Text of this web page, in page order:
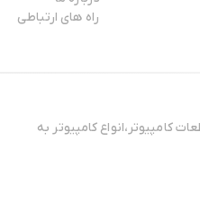
راه های ارتباطی
کامپیوتر،انواع کامپیوتر به